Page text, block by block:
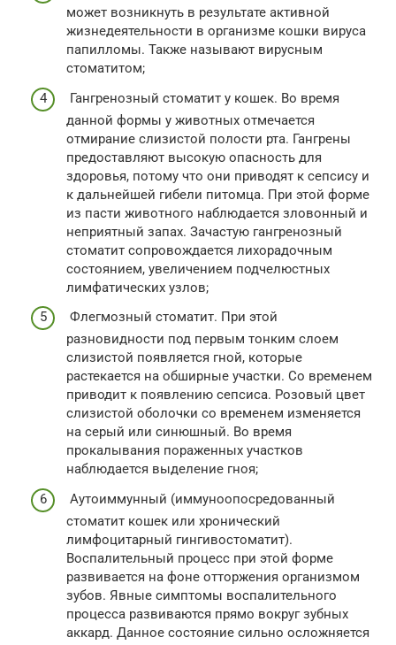
может возникнуть в результате активной
жизнедеятельности в организме кошки вируса
папилломы. Также называют вирусным
стоматитом;
Гангренозный стоматит у кошек. Во время
данной формы у животных отмечается
отмирание слизистой полости рта. Гангрены
предоставляют высокую опасность для
здоровья, потому что они приводят к сепсису и
к дальнейшей гибели питомца. При этой форме
из пасти животного наблюдается зловонный и
неприятный запах. Зачастую гангренозный
стоматит сопровождается лихорадочным
состоянием, увеличением подчелюстных
лимфатических узлов;
Флегмозный стоматит. При этой
разновидности под первым тонким слоем
слизистой появляется гной, которые
растекается на обширные участки. Со временем
приводит к появлению сепсиса. Розовый цвет
слизистой оболочки со временем изменяется
на серый или синюшный. Во время
прокалывания пораженных участков
наблюдается выделение гноя;
Аутоиммунный (иммуноопосредованный
стоматит кошек или хронический
лимфоцитарный гингивостоматит).
Воспалительный процесс при этой форме
развивается на фоне отторжения организмом
зубов. Явные симптомы воспалительного
процесса развиваются прямо вокруг зубных
аккард. Данное состояние сильно осложняется